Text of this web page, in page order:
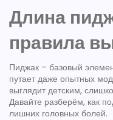
Длина
правила
Пиджак – базовый
путает даже опытных
выглядит детским,
Давайте разберём, как
лишних головных болей.